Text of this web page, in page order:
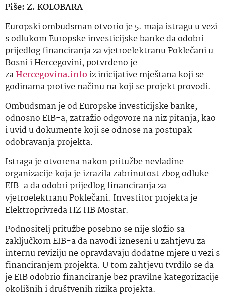
Piše: Z. KOLOBARA
Europski ombudsman otvorio je 5. maja istragu u vezi
s odlukom Europske investicijske banke da odobri
prijedlog financiranja za vjetroelektranu Poklečani u
Bosni i Hercegovini, potvrđeno je
zaHercegovina.infoiz inicijative mještana koji se
godinama protive načinu na koji se projekt provodi.
Ombudsman je od Europske investicijske banke,
odnosno EIB-a, zatražio odgovore na niz pitanja, kao
i uvid u dokumente koji se odnose na postupak
odobravanja projekta.
Istraga je otvorena nakon pritužbe nevladine
organizacije koja je izrazila zabrinutost zbog odluke
EIB-a da odobri prijedlog financiranja za
vjetroelektranu Poklečani. Investitor projekta je
Elektroprivreda HZ HB Mostar.
Podnositelj pritužbeposebno se nije složio sa
zaključkom EIB-a da navodi izneseni u zahtjevu za
internu reviziju ne opravdavaju dodatne mjere u vezi s
financiranjem projekta. U tom zahtjevu tvrdilo se da
je EIB odobrio financiranje bez pravilne kategorizacije
okolišnih i društvenih rizika projekta.